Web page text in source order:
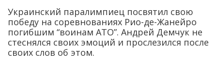
Украинский паралимпиец посвятил свою
победу на соревнованиях Рио-де-Жанейро
погибшим “воинам АТО”. Андрей Демчук не
стеснялся своих эмоций и прослезился после
своих слов об этом.